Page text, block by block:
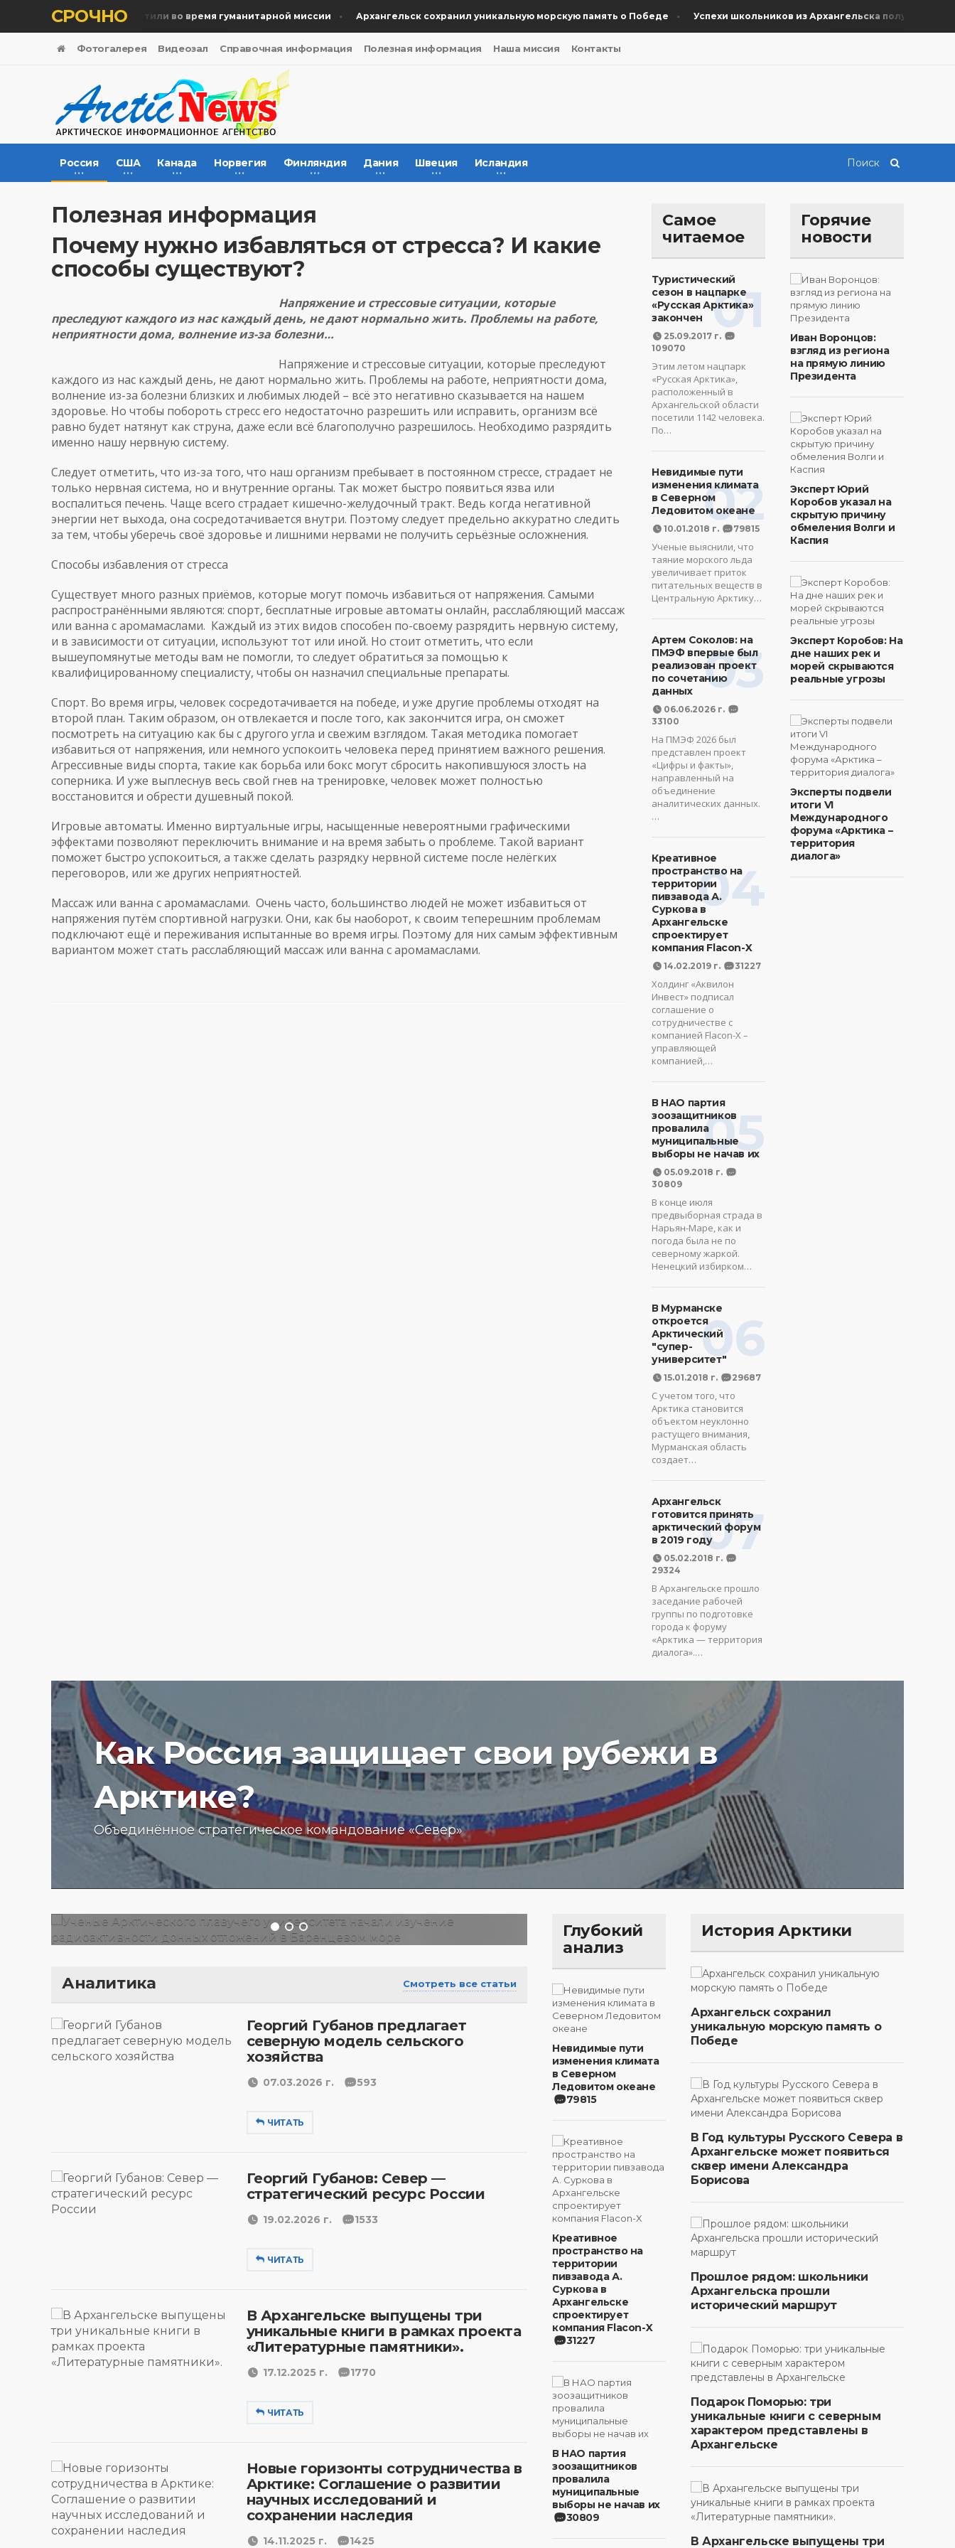
СРОЧНО
Память жертв почтили во время гуманитарной миссии Архангельск сохранил уникальную морскую память о Победе Успехи школьников из Архангельска получили
Фотогалерея Видеозал Справочная информация Полезная информация Наша миссия Контакты
Россия США Канада Норвегия Финляндия Дания Швеция Исландия
Полезная информация
Почему нужно избавляться от стресса? И какие
способы существуют?
Напряжение и стрессовые ситуации, которые
преследуют каждого из нас каждый день, не дают нормально жить. Проблемы на работе,
неприятности дома, волнение из-за болезни…
Напряжение и стрессовые ситуации, которые преследуют
каждого из нас каждый день, не дают нормально жить. Проблемы на работе, неприятности дома,
волнение из-за болезни близких и любимых людей – всё это негативно сказывается на нашем
здоровье. Но чтобы побороть стресс его недостаточно разрешить или исправить, организм всё
равно будет натянут как струна, даже если всё благополучно разрешилось. Необходимо разрядить
именно нашу нервную систему.
Следует отметить, что из-за того, что наш организм пребывает в постоянном стрессе, страдает не
только нервная система, но и внутренние органы. Так может быстро появиться язва или
воспалиться печень. Чаще всего страдает кишечно-желудочный тракт. Ведь когда негативной
энергии нет выхода, она сосредотачивается внутри. Поэтому следует предельно аккуратно следить
за тем, чтобы уберечь своё здоровье и лишними нервами не получить серьёзные осложнения.
Способы избавления от стресса
Существует много разных приёмов, которые могут помочь избавиться от напряжения. Самыми
распространёнными являются: спорт, бесплатные игровые автоматы онлайн, расслабляющий массаж
или ванна с аромамаслами. Каждый из этих видов способен по-своему разрядить нервную систему,
и в зависимости от ситуации, используют тот или иной. Но стоит отметить, что если
вышеупомянутые методы вам не помогли, то следует обратиться за помощью к
квалифицированному специалисту, чтобы он назначил специальные препараты.
Спорт. Во время игры, человек сосредотачивается на победе, и уже другие проблемы отходят на
второй план. Таким образом, он отвлекается и после того, как закончится игра, он сможет
посмотреть на ситуацию как бы с другого угла и свежим взглядом. Такая методика помогает
избавиться от напряжения, или немного успокоить человека перед принятием важного решения.
Агрессивные виды спорта, такие как борьба или бокс могут сбросить накопившуюся злость на
соперника. И уже выплеснув весь свой гнев на тренировке, человек может полностью
восстановится и обрести душевный покой.
Игровые автоматы. Именно виртуальные игры, насыщенные невероятными графическими
эффектами позволяют переключить внимание и на время забыть о проблеме. Такой вариант
поможет быстро успокоиться, а также сделать разрядку нервной системе после нелёгких
переговоров, или же других неприятностей.
Массаж или ванна с аромамаслами. Очень часто, большинство людей не может избавиться от
напряжения путём спортивной нагрузки. Они, как бы наоборот, к своим теперешним проблемам
подключают ещё и переживания испытанные во время игры. Поэтому для них самым эффективным
вариантом может стать расслабляющий массаж или ванна с аромамаслами.
Самое
читаемое
01
Туристический
сезон в нацпарке
«Русская Арктика»
закончен
25.09.2017 г.
109070
Этим летом нацпарк
«Русская Арктика»,
расположенный в
Архангельской области
посетили 1142 человека.
По…
02
Невидимые пути
изменения климата
в Северном
Ледовитом океане
10.01.2018 г. 79815
Ученые выяснили, что
таяние морского льда
увеличивает приток
питательных веществ в
Центральную Арктику…
03
Артем Соколов: на
ПМЭФ впервые был
реализован проект
по сочетанию
данных
06.06.2026 г.
33100
На ПМЭФ 2026 был
представлен проект
«Цифры и факты»,
направленный на
объединение
аналитических данных.
…
04
Креативное
пространство на
территории
пивзавода А.
Суркова в
Архангельске
спроектирует
компания Flacon-X
14.02.2019 г. 31227
Холдинг «Аквилон
Инвест» подписал
соглашение о
сотрудничестве с
компанией Flacon-X –
управляющей
компанией,…
05
В НАО партия
зоозащитников
провалила
муниципальные
выборы не начав их
05.09.2018 г.
30809
В конце июля
предвыборная страда в
Нарьян-Маре, как и
погода была не по
северному жаркой.
Ненецкий избирком…
06
В Мурманске
откроется
Арктический
"супер-
университет"
15.01.2018 г. 29687
С учетом того, что
Арктика становится
объектом неуклонно
растущего внимания,
Мурманская область
создает…
07
Архангельск
готовится принять
арктический форум
в 2019 году
05.02.2018 г.
29324
В Архангельске прошло
заседание рабочей
группы по подготовке
города к форуму
«Арктика — территория
диалога».…
Горячие
новости
Иван Воронцов:
взгляд из региона
на прямую линию
Президента
Эксперт Юрий
Коробов указал на
скрытую причину
обмеления Волги и
Каспия
Эксперт Коробов: На
дне наших рек и
морей скрываются
реальные угрозы
Эксперты подвели
итоги VI
Международного
форума «Арктика –
территория
диалога»
Как Россия защищает свои рубежи в
Арктике?
Объединённое стратегическое командование «Север»
Ученые Арктического плавучего
университета начали изучение
радиоактивности донных
отложений в Баренцевом море
Бизнесу вредят пустые
обещания: Юрий Коробов о
проблемах чрезмерного
кредитования в РФ
Аналитика Смотреть все статьи
Георгий Губанов предлагает
северную модель сельского
хозяйства
07.03.2026 г. 593
ЧИТАТЬ
Георгий Губанов: Север —
стратегический ресурс России
19.02.2026 г. 1533
ЧИТАТЬ
В Архангельске выпущены три
уникальные книги в рамках проекта
«Литературные памятники».
17.12.2025 г. 1770
ЧИТАТЬ
Новые горизонты сотрудничества в
Арктике: Соглашение о развитии
научных исследований и
сохранении наследия
14.11.2025 г. 1425
Глубокий
анализ
Невидимые пути
изменения климата
в Северном
Ледовитом океане
79815
Креативное
пространство на
территории
пивзавода А.
Суркова в
Архангельске
спроектирует
компания Flacon-X
31227
В НАО партия
зоозащитников
провалила
муниципальные
выборы не начав их
30809
История Арктики
Архангельск сохранил
уникальную морскую память о
Победе
В Год культуры Русского Севера в
Архангельске может появиться
сквер имени Александра
Борисова
Прошлое рядом: школьники
Архангельска прошли
исторический маршрут
Подарок Поморью: три
уникальные книги с северным
характером представлены в
Архангельске
В Архангельске выпущены три